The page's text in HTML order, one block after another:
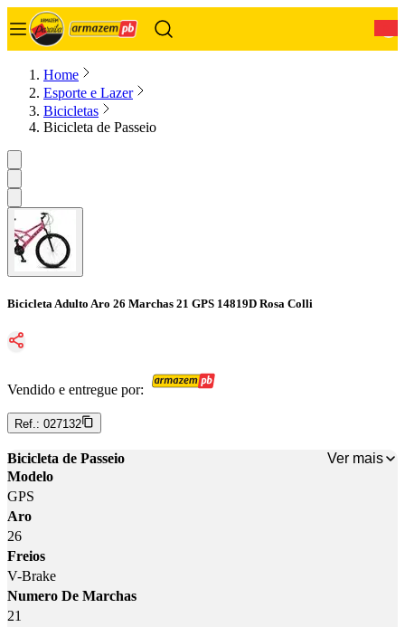
Home
Esporte e Lazer
Bicicletas
Bicicleta de Passeio
Bicicleta Adulto Aro 26 Marchas 21 GPS 14819D Rosa Colli
Vendido e entregue por:
Ref.: 027132
Bicicleta de Passeio
Ver mais
Modelo
GPS
Aro
26
Freios
V-Brake
Numero De Marchas
21